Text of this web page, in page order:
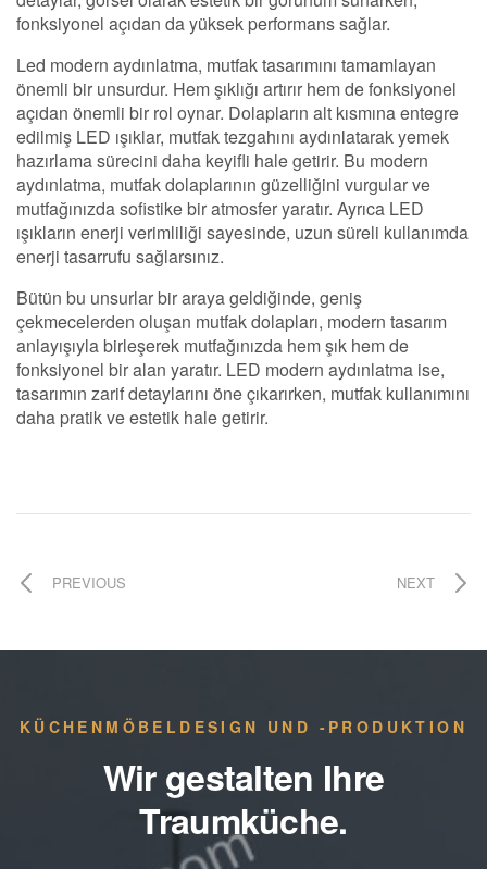
fonksiyonel açıdan da yüksek performans sağlar.
Led modern aydınlatma, mutfak tasarımını tamamlayan
önemli bir unsurdur. Hem şıklığı artırır hem de fonksiyonel
açıdan önemli bir rol oynar. Dolapların alt kısmına entegre
edilmiş LED ışıklar, mutfak tezgahını aydınlatarak yemek
hazırlama sürecini daha keyifli hale getirir. Bu modern
aydınlatma, mutfak dolaplarının güzelliğini vurgular ve
mutfağınızda sofistike bir atmosfer yaratır. Ayrıca LED
ışıkların enerji verimliliği sayesinde, uzun süreli kullanımda
enerji tasarrufu sağlarsınız.
Bütün bu unsurlar bir araya geldiğinde, geniş
çekmecelerden oluşan mutfak dolapları, modern tasarım
anlayışıyla birleşerek mutfağınızda hem şık hem de
fonksiyonel bir alan yaratır. LED modern aydınlatma ise,
tasarımın zarif detaylarını öne çıkarırken, mutfak kullanımını
daha pratik ve estetik hale getirir.
PREVIOUS NEXT
KÜCHENMÖBELDESIGN UND -PRODUKTION
Wir gestalten Ihre
Traumküche.